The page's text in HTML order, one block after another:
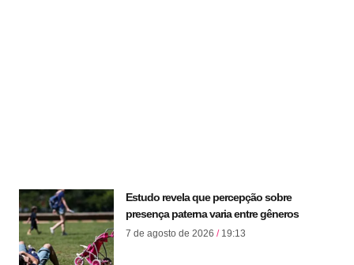
Estudo revela que percepção sobre
presença paterna varia entre gêneros
7 de agosto de 2026 19:13